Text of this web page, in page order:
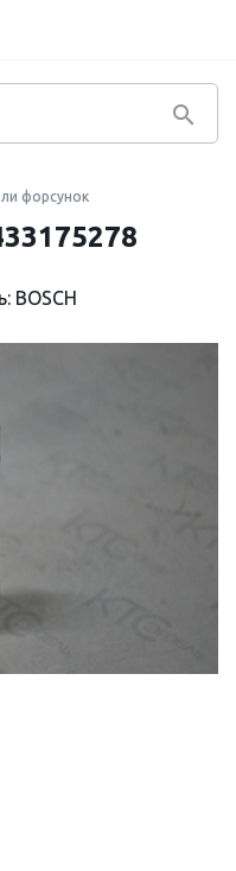
форсунок
BOSCH